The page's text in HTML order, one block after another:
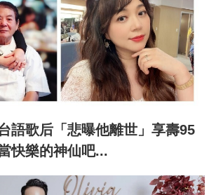
語歌后「悲曝他離世」享壽95
快樂的神仙吧...